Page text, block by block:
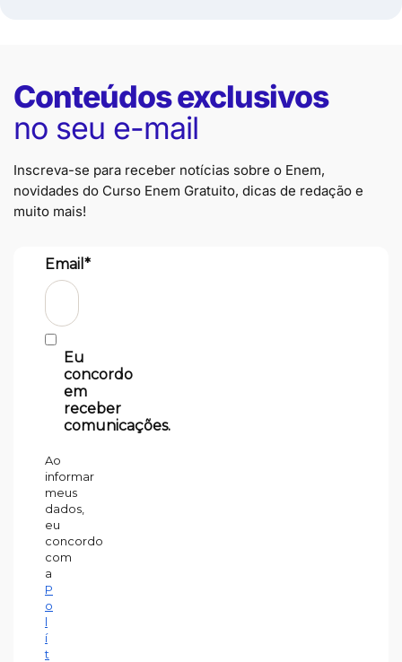
Conteúdos exclusivos
no seu e-mail
Inscreva-se para receber notícias sobre o Enem,
novidades do Curso Enem Gratuito, dicas de redação e
muito mais!
Email*
Eu
concordo
em
receber
comunicações.
Ao
informar
meus
dados,
eu
concordo
com
a
P
o
l
í
t